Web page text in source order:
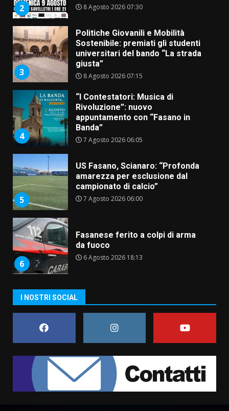
2 8 Agosto 2026 07:30
3
Politiche Giovanili e Mobilità
Sostenibile: premiati gli studenti
universitari del bando “La strada
giusta”
8 Agosto 2026 07:15
4
“I Contestatori: Musica di
Rivoluzione”: nuovo
appuntamento con “Fasano in
Banda”
7 Agosto 2026 06:05
5
US Fasano, Scianaro: “Profonda
amarezza per esclusione dal
campionato di calcio”
7 Agosto 2026 06:00
6
Fasanese ferito a colpi di arma
da fuoco
6 Agosto 2026 18:13
di aperture straordinarie del
Comune di Fasano
6 Agosto 2026 14:16
1
La Banda Città di Fasano apre
ufficialmente la Festa di
Savelletri
8 Agosto 2026 11:00
I NOSTRI SOCIAL